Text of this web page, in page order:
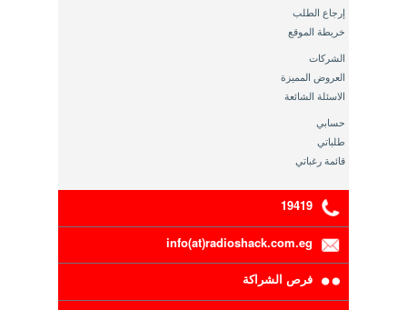
إرجاع الطلب
خريطة الموقع
الشركات
العروض المميزة
الاسئلة الشائعة
حسابي
طلباتي
قائمة رغباتي
19419
info(at)radioshack.com.eg
فرص الشراكة